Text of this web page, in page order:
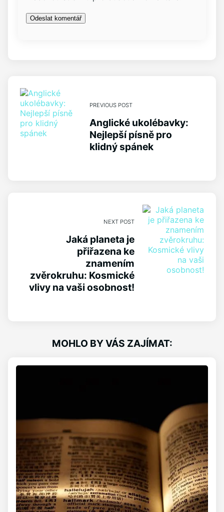
PREVIOUS POST
Anglické ukolébavky:
Nejlepší písně pro
klidný spánek
NEXT POST
Jaká planeta je
přiřazena ke
znamením
zvěrokruhu: Kosmické
vlivy na vaši osobnost!
MOHLO BY VÁS ZAJÍMAT: